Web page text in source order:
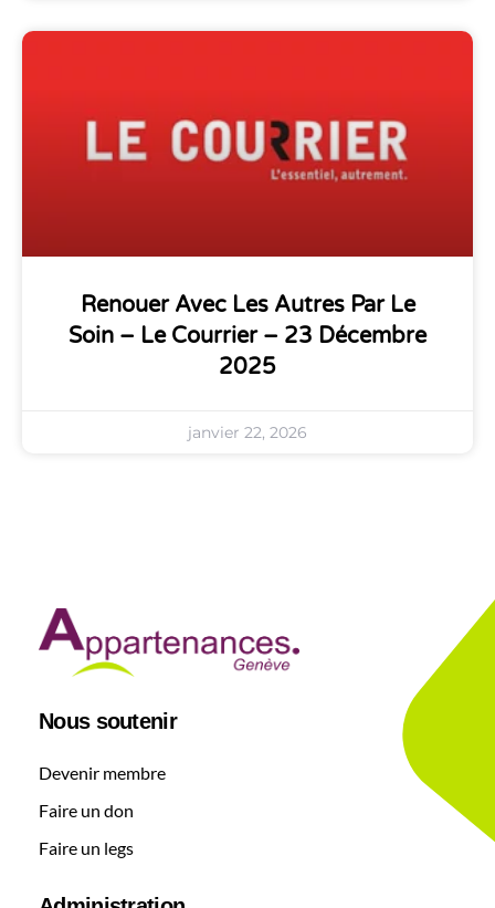
Renouer Avec Les Autres Par Le
Soin – Le Courrier – 23 Décembre
2025
janvier 22, 2026
Nous soutenir
Devenir membre
Faire un don
Faire un legs